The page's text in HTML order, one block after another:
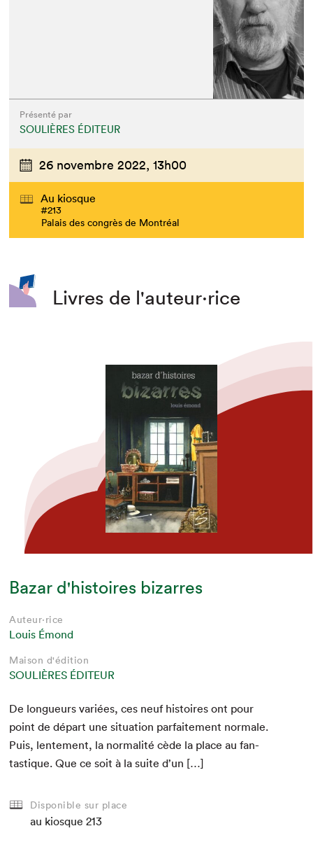
Présenté par
SOULIÈRES ÉDITEUR
26 novembre 2022, 13h00
Au kiosque
#213
Palais des congrès de Montréal
Livres de l'auteur·rice
Bazar d'histoires bizarres
Auteur·rice
Louis Émond
Maison d'édition
SOULIÈRES ÉDITEUR
De longueurs var­iées, ces neuf his­toires ont pour
point de départ une sit­u­a­tion par­faite­ment nor­male.
Puis, lente­ment, la nor­mal­ité cède la place au fan­
tas­tique. Que ce soit à la suite d’un […]
Disponible sur place
au kiosque 213